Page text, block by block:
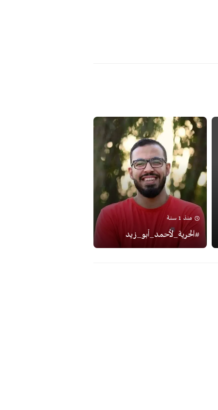
منذ 1 سنة
#الحرية_لأحمد_أبو_زيد